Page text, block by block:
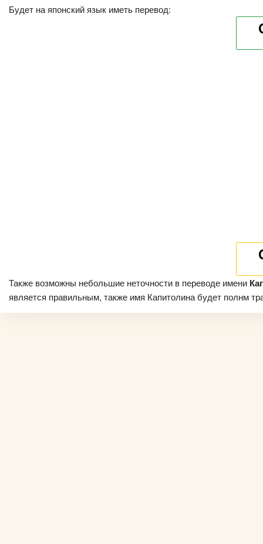
Будет на японский язык иметь перевод:
Также возможны небольшие неточности в переводе имени
является правильным, также имя Капитолина будет полнм